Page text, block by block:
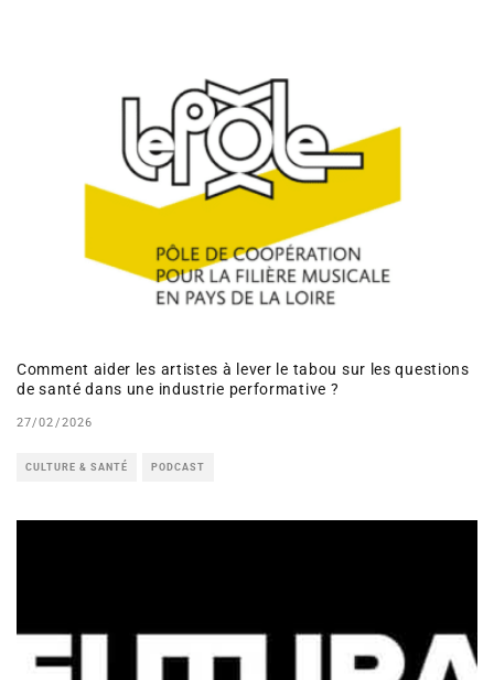
Comment aider les artistes à lever le tabou sur les questions
de santé dans une industrie performative ?
27/02/2026
CULTURE & SANTÉ PODCAST